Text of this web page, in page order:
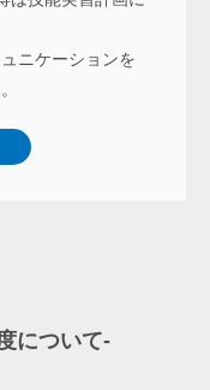
ニケーションを
について-